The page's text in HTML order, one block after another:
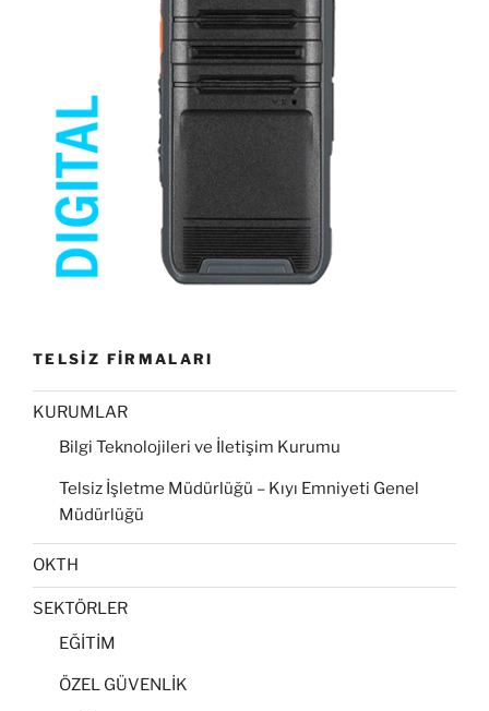
TELSİZ FİRMALARI
KURUMLAR
Bilgi Teknolojileri ve İletişim Kurumu
Telsiz İşletme Müdürlüğü – Kıyı Emniyeti Genel
Müdürlüğü
OKTH
SEKTÖRLER
EĞİTİM
ÖZEL GÜVENLİK